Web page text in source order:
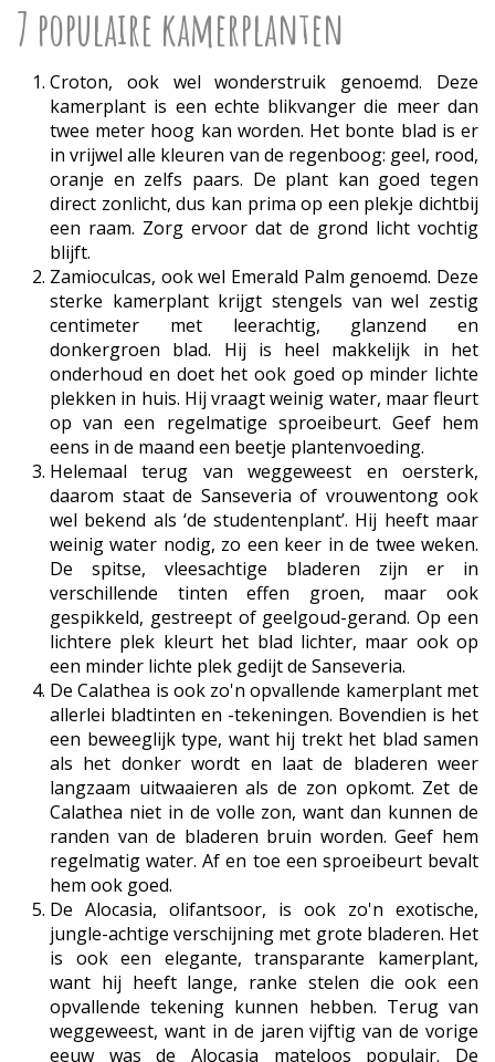
7 populaire kamerplanten
Croton, ook wel wonderstruik genoemd. Deze
kamerplant is een echte blikvanger die meer dan
twee meter hoog kan worden. Het bonte blad is er
in vrijwel alle kleuren van de regenboog: geel, rood,
oranje en zelfs paars. De plant kan goed tegen
direct zonlicht, dus kan prima op een plekje dichtbij
een raam. Zorg ervoor dat de grond licht vochtig
blijft.
Zamioculcas, ook wel Emerald Palm genoemd. Deze
sterke kamerplant krijgt stengels van wel zestig
centimeter met leerachtig, glanzend en
donkergroen blad. Hij is heel makkelijk in het
onderhoud en doet het ook goed op minder lichte
plekken in huis. Hij vraagt weinig water, maar fleurt
op van een regelmatige sproeibeurt. Geef hem
eens in de maand een beetje plantenvoeding.
Helemaal terug van weggeweest en oersterk,
daarom staat de Sanseveria of vrouwentong ook
wel bekend als ‘de studentenplant’. Hij heeft maar
weinig water nodig, zo een keer in de twee weken.
De spitse, vleesachtige bladeren zijn er in
verschillende tinten effen groen, maar ook
gespikkeld, gestreept of geelgoud-gerand. Op een
lichtere plek kleurt het blad lichter, maar ook op
een minder lichte plek gedijt de Sanseveria.
De Calathea is ook zo'n opvallende kamerplant met
allerlei bladtinten en -tekeningen. Bovendien is het
een beweeglijk type, want hij trekt het blad samen
als het donker wordt en laat de bladeren weer
langzaam uitwaaieren als de zon opkomt. Zet de
Calathea niet in de volle zon, want dan kunnen de
randen van de bladeren bruin worden. Geef hem
regelmatig water. Af en toe een sproeibeurt bevalt
hem ook goed.
De Alocasia, olifantsoor, is ook zo'n exotische,
jungle-achtige verschijning met grote bladeren. Het
is ook een elegante, transparante kamerplant,
want hij heeft lange, ranke stelen die ook een
opvallende tekening kunnen hebben. Terug van
weggeweest, want in de jaren vijftig van de vorige
eeuw was de Alocasia mateloos populair. De